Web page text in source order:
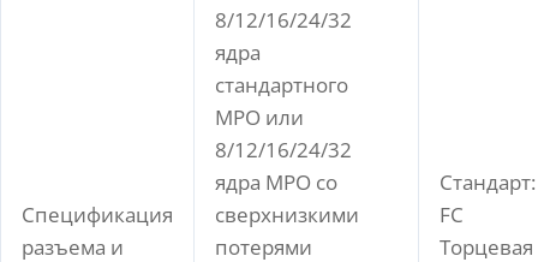
Спецификация
разъема и
8/12/16/24/32
ядра
стандартного
MPO или
8/12/16/24/32
ядра MPO со
сверхнизкими
потерями
Стандарт:
FC
Торцевая